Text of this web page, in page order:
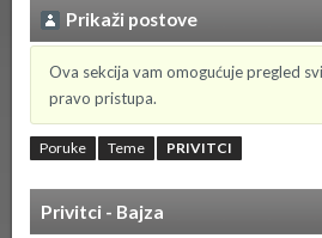
Prikaži postove
Ova sekcija vam omogućuje pregled
pravo pristupa.
Poruke Teme PRIVITCI
Privitci - Bajza